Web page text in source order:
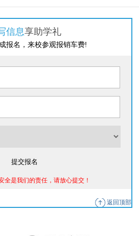
信息享助学礼
报名，来校参观报销车费!
提交报名
全是我们的责任，请放心提交！
返回顶部